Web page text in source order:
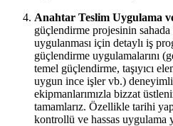
Anahtar Teslim Uygulama
güçlendirme projesinin
uygulanması için detaylı iş
güçlendirme uygulamalarını
temel güçlendirme, taşıyıcı
uygun ince işler vb.)
ekipmanlarımızla bizzat
tamamlarız. Özellikle tarihi
kontrollü ve hassas uygulama